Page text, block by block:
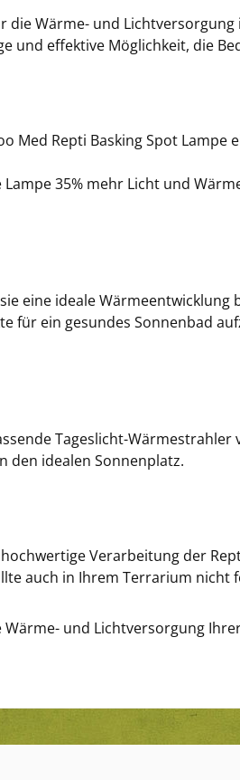
die Wärme- und
und effektive Möglichkeit, die
Med Repti Basking Spot Lampe
35% mehr Licht und
eine ideale Wärmeentwicklung
für ein gesundes Sonnenbad
Tageslicht-Wärmestrahler
den idealen Sonnenplatz.
Verarbeitung der
auch in Ihrem Terrarium nicht
und Lichtversorgung